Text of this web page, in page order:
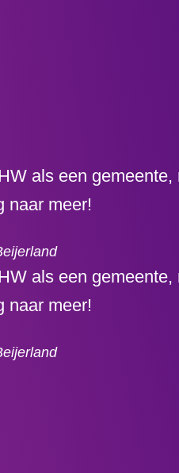
als een
naar meer!
als een
naar meer!